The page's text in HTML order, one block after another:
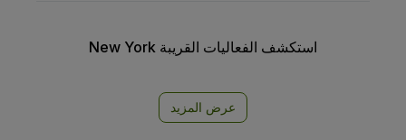
استكشف الفعاليات القريبة New York
عرض المزيد